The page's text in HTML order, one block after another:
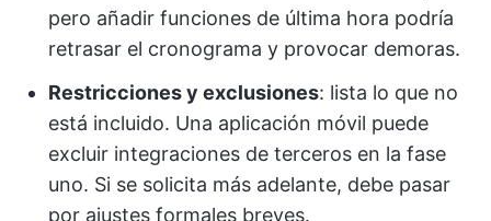
pero añadir funciones de última hora podría
retrasar el cronograma y provocar demoras.
Restricciones y exclusiones: lista lo que no
está incluido. Una aplicación móvil puede
excluir integraciones de terceros en la fase
uno. Si se solicita más adelante, debe pasar
por ajustes formales breves.